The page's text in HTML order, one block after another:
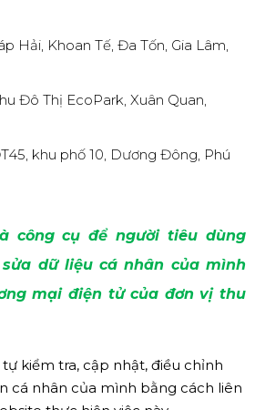
Hải, Khoan Tế, Đa Tốn, Gia Lâm,
Đô Thị EcoPark, Xuân Quan,
khu phố 10, Dương Đông, Phú
công cụ để người tiêu dùng
dữ liệu cá nhân của mình
mại điện tử của đơn vị thu
kiểm tra, cập nhật, điều chỉnh
cá nhân của mình bằng cách liên